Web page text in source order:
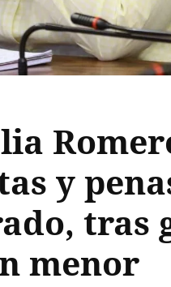
y
tras
menor